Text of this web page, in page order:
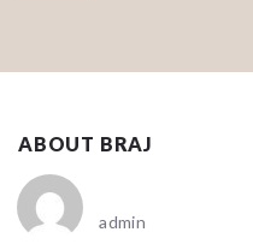
ABOUT BRAJ
admin